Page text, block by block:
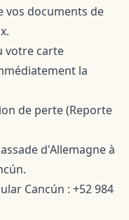
vos documents de
votre carte
la
de perte (Reporte
d'Allemagne à
Cancún : +52 984